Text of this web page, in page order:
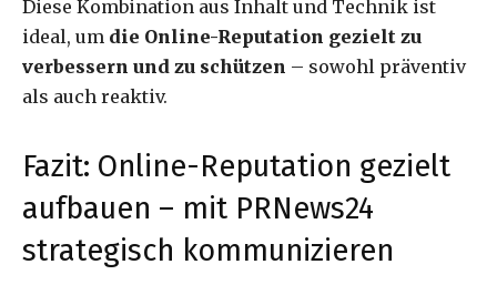
Diese Kombination aus Inhalt und Technik ist
ideal, um die Online-Reputation gezielt zu
verbessern und zu schützen – sowohl präventiv
als auch reaktiv.
Fazit: Online-Reputation gezielt
aufbauen – mit PRNews24
strategisch kommunizieren